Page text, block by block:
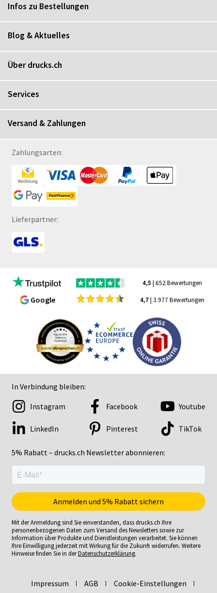
Infos zu Bestellungen
Blog & Aktuelles
Über drucks.ch
Services
Versand & Zahlungen
Zahlungsarten:
Lieferpartner:
4,5 | 652 Bewertungen
Google 4,7| 3.977 Bewertungen
In Verbindung bleiben:
5% Rabatt – drucks.ch Newsletter abonnieren:
Instagram Facebook Youtube
LinkedIn Pinterest TikTok
Mit der Anmeldung sind Sie einverstanden, dass drucks.ch Ihre
personenbezogenen Daten zum Versand des Newsletters sowie zur
Information über Produkte und Dienstleistungen verarbeitet. Sie können
Ihre Einwilligung jederzeit mit Wirkung für die Zukunft widerrufen. Weitere
Hinweise finden Sie in derDatenschutzerklärung.
Impressum AGB
Cookie-Einstellungen